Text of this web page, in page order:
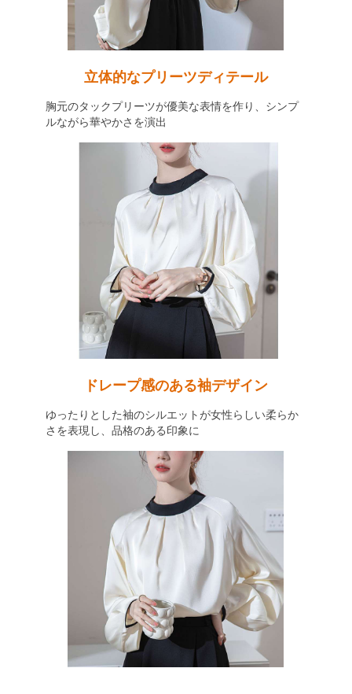
立体的なプリーツディテール
胸元のタックプリーツが優美な表情を作り、シンプ
ルながら華やかさを演出
ドレープ感のある袖デザイン
ゆったりとした袖のシルエットが女性らしい柔らか
さを表現し、品格のある印象に